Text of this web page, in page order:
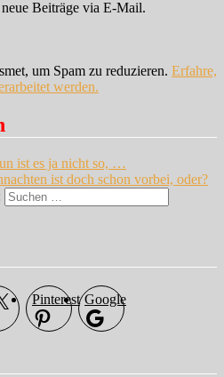
Beiträge via E-Mail.
um Spam zu reduzieren. Erfahre,
werden.
ist es ja nicht so, …
ist doch schon vorbei, oder?
Pinterest Google